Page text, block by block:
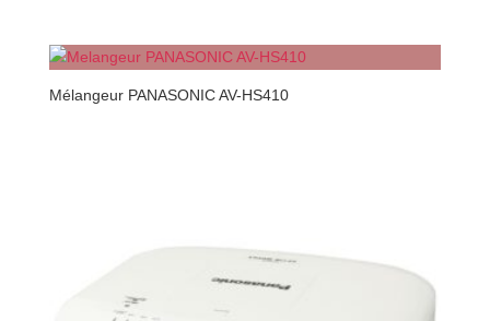
Mélangeur PANASONIC AV-HS410